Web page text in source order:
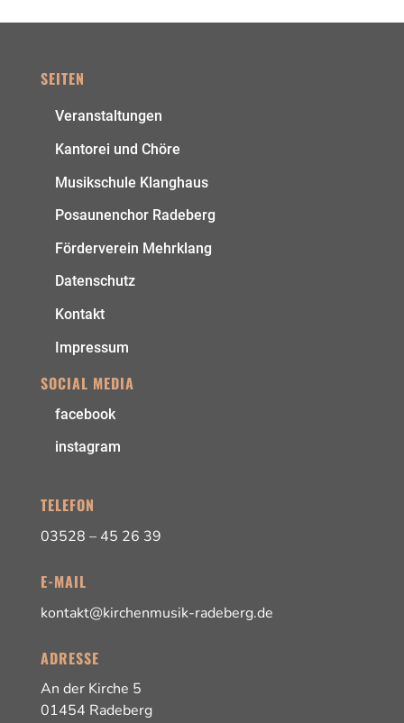
SEITEN
Veranstaltungen
Kantorei und Chöre
Musikschule Klanghaus
Posaunenchor Radeberg
Förderverein Mehrklang
Datenschutz
Kontakt
Impressum
SOCIAL MEDIA
facebook
instagram
TELEFON
03528 – 45 26 39
E-MAIL
kontakt@kirchenmusik-radeberg.de
ADRESSE
An der Kirche 5
01454 Radeberg